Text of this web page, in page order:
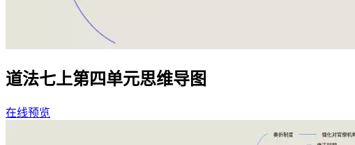
道法七上第四单元思维导图
在线预览